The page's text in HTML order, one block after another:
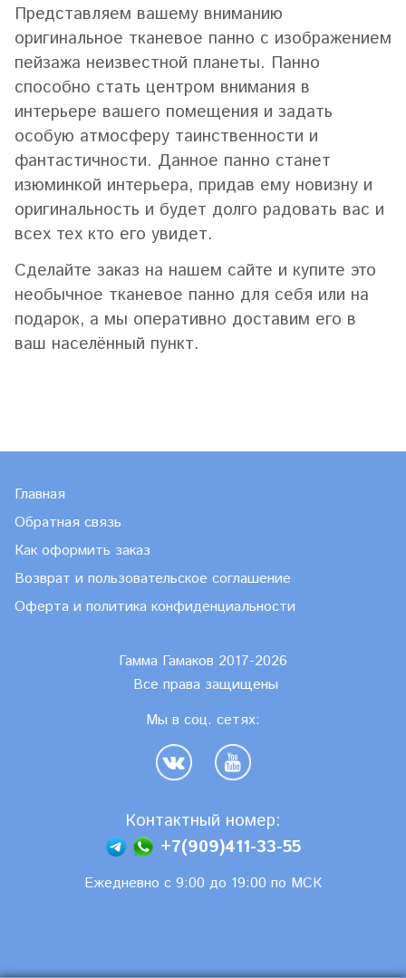
Представляем вашему вниманию
оригинальное тканевое панно с изображением
пейзажа неизвестной планеты. Панно
способно стать центром внимания в
интерьере вашего помещения и задать
особую атмосферу таинственности и
фантастичности. Данное панно станет
изюминкой интерьера, придав ему новизну и
оригинальность и будет долго радовать вас и
всех тех кто его увидет.
Сделайте заказ на нашем сайте и купите это
необычное тканевое панно для себя или на
подарок, а мы оперативно доставим его в
ваш населённый пункт.
Главная
Обратная связь
Как оформить заказ
Возврат и пользовательское соглашение
Оферта и политика конфиденциальности
Гамма Гамаков 2017-2026
Все права защищены
Мы в соц. сетях:
Контактный номер:
+7(909)411-33-55
Ежедневно с 9:00 до 19:00 по МСК